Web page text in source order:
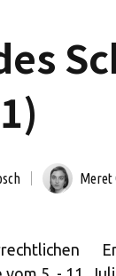
Meret